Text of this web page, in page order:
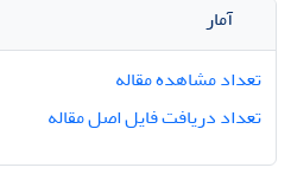
آمار
تعداد مشاهده مقاله
تعداد دریافت فایل اصل مقاله